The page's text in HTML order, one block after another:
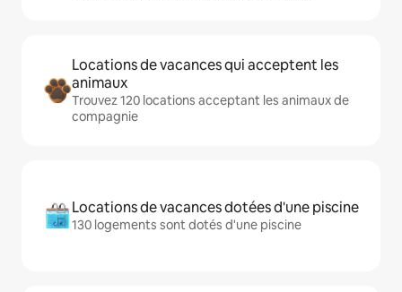
Locations de vacances qui acceptent les
animaux
Trouvez 120 locations acceptant les animaux de
compagnie
Locations de vacances dotées d'une piscine
130 logements sont dotés d'une piscine